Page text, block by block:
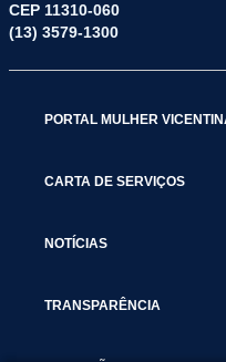
CEP 11310-060
(13) 3579-1300
PORTAL MULHER
CARTA DE SERVIÇOS
NOTÍCIAS
TRANSPARÊNCIA